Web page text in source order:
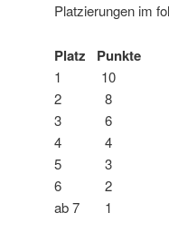
Platzierungen im
Platz Punkte
1 10
2 8
3 6
4 4
5 3
6 2
ab 7 1